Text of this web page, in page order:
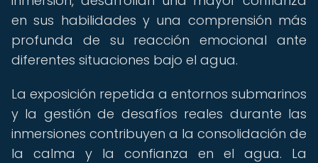
en sus habilidades y una comprensión más
profunda de su reacción emocional ante
diferentes situaciones bajo el agua.
La exposición repetida a entornos submarinos
y la gestión de desafíos reales durante las
inmersiones contribuyen a la consolidación de
la calma y la confianza en el agua. La